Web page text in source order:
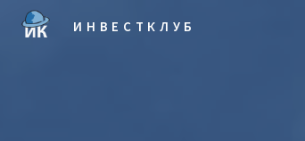
ИНВЕСТКЛУБ